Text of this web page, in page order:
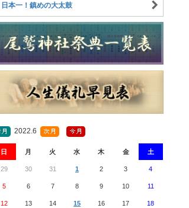
日本一！鎮めの大太鼓
2022.6
日 月 火 水 木 金 土
29 30 31 1 2 3 4
5 6 7 8 9 10 11
12 13 14 15 16 17 18